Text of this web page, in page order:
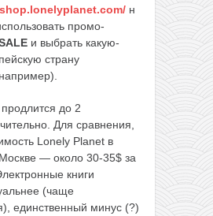
н
промо-
и выбрать какую-
страну
до 2
Для сравнения,
Lonely Planet в
— около 30-35$ за
книги
(чаще
единственный минус (?)